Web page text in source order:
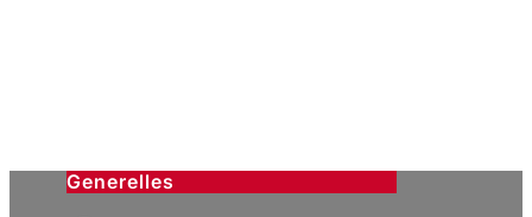
Generelles